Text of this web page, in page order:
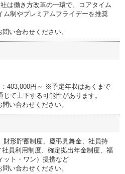
は働き方改革の一環で、コアタイム
ム制やプレミアムフライデーを推奨
い合わせください。
403,000円～ ※予定年収はあくまで
て上下する可能性があります。
い合わせください。
財形貯蓄制度、慶弔見舞金、社員持
員利用制度、確定拠出年金制度、福
ット・ワン）提携など
い合わせください。